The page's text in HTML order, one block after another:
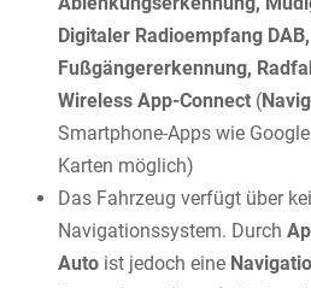
Digitaler Radioempfang
Fußgängererkennung,
Wireless App-Connect (
Smartphone-Apps wie
Karten möglich)
Das Fahrzeug verfügt über
Navigationssystem. Durch
Auto ist jedoch eine